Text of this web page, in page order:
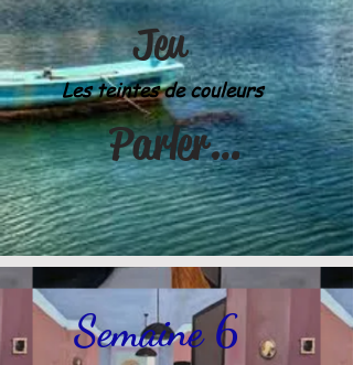
Jeu
Les teintes de couleurs
Parler & écrire
Semaine 6